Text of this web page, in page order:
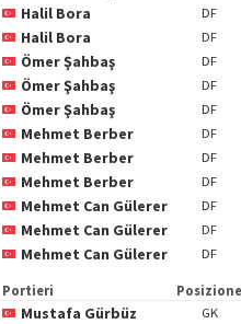
Halil Bora
DF
Halil Bora
DF
Ömer Şahbaş
DF
Ömer Şahbaş
DF
Ömer Şahbaş
DF
Mehmet Berber
DF
Mehmet Berber
DF
Mehmet Berber
DF
Mehmet Can Gülerer
DF
Mehmet Can Gülerer
DF
Mehmet Can Gülerer
DF
Portieri Posizione
Mustafa Gürbüz GK